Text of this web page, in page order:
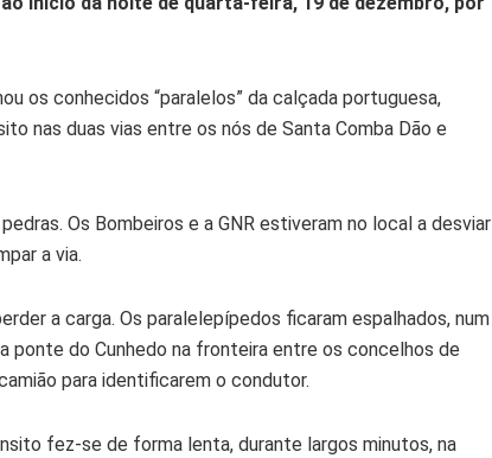
os conhecidos “paralelos” da calçada portuguesa,
nas duas vias entre os nós de Santa Comba Dão e
Os Bombeiros e a GNR estiveram no local a desviar
a via.
a carga. Os paralelepípedos ficaram espalhados, num
ponte do Cunhedo na fronteira entre os concelhos de
para identificarem o condutor.
fez-se de forma lenta, durante largos minutos, na